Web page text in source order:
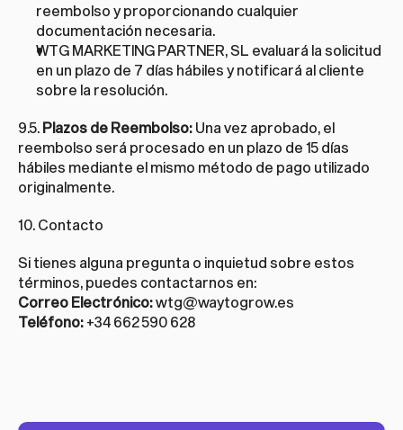
reembolso y proporcionando cualquier
documentación necesaria.
WTG MARKETING PARTNER, SL evaluará la solicitud
en un plazo de 7 días hábiles y notificará al cliente
sobre la resolución.
9.5. Plazos de Reembolso: Una vez aprobado, el
reembolso será procesado en un plazo de 15 días
hábiles mediante el mismo método de pago utilizado
originalmente.
10. Contacto
Si tienes alguna pregunta o inquietud sobre estos
términos, puedes contactarnos en:
Correo Electrónico:wtg@waytogrow.es
Teléfono: +34 662 590 628